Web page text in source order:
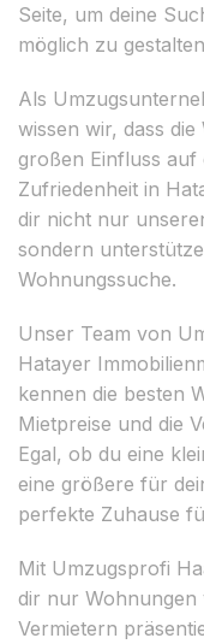
Seite, um deine
möglich zu
Als
wissen wir, dass
großen Einfluss auf
Zufriedenheit in
dir nicht nur
sondern
Wohnungssuche.
Unser Team von
Hatayer
kennen die besten
Mietpreise und die
Egal, ob du eine
eine größere für
perfekte Zuhause
Mit Umzugsprofi
dir nur
Vermietern